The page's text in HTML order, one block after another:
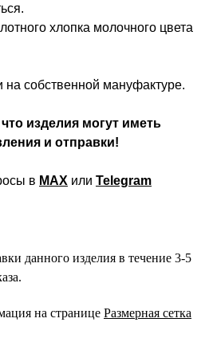
хлопка молочного цвета
на собственной мануфактуре.
изделия могут иметь
и отправки!
в MAX или Telegram
данного изделия в течение 3-5
на странице Размерная сетка